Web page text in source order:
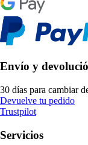
Envío y
30 días para cambiar
Devuelve tu pedido
Trustpilot
Servicios